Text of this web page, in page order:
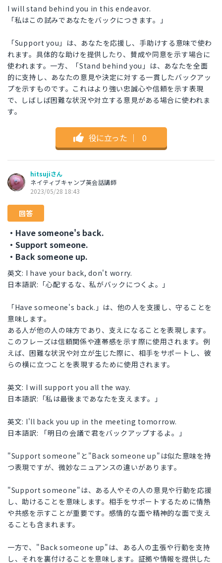
I will stand behind you in this endeavor.
「私はこの試みであなたをバックにつきます。」
「Support you」は、あなたを応援し、手助けする意味で使わ
れます。具体的な助けを提供したり、賛成や同意を示す場合に
使われます。一方、「Stand behind you」は、あなたを全面
的に支持し、あなたの意見や決定に対する一貫したバックアッ
プを示すものです。これはより強い忠誠心や信頼を示す表現
で、しばしば困難な状況や対立する意見がある場合に使われま
す。
役に立った ｜ 0
hitsujiさん
ネイティブキャンプ英会話講師
2023/05/28 18:43
回答
・Have someone's back.
・Support someone.
・Back someone up.
英文: I have your back, don't worry.
日本語訳:「心配するな、私がバックにつくよ。」
「Have someone's back.」は、他の人を支援し、守ることを
意味します。
ある人が他の人の味方であり、支えになることを表現します。
このフレーズは信頼関係や連帯感を示す際に使用されます。例
えば、困難な状況や対立が生じた際に、相手をサポートし、彼
らの横に立つことを表現するために使用されます。
英文: I will support you all the way.
日本語訳:「私は最後まであなたを支えます。」
英文: I'll back you up in the meeting tomorrow.
日本語訳: 「明日の会議で君をバックアップするよ。」
"Support someone"と"Back someone up"は似た意味を持
つ表現ですが、微妙なニュアンスの違いがあります。
"Support someone"は、ある人やその人の意見や行動を応援
し、助けることを意味します。相手をサポートするために情熱
や共感を示すことが重要です。感情的な面や精神的な面で支え
ることも含まれます。
一方で、"Back someone up"は、ある人の主張や行動を支持
し、それを裏付けることを意味します。証拠や情報を提供した